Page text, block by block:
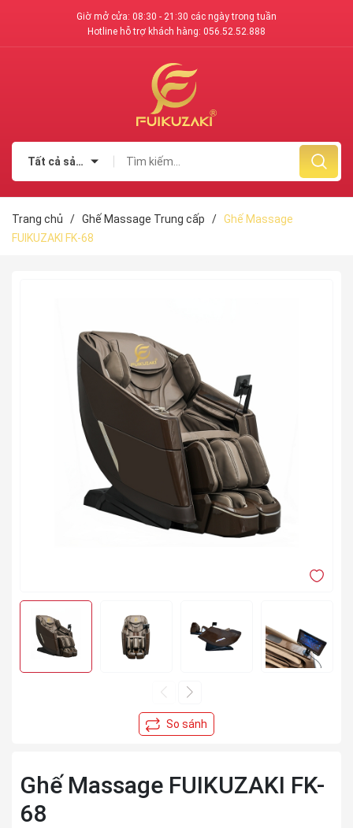
Giờ mở cửa: 08:30 - 21:30 các ngày trong tuần
Hotline hỗ trợ khách hàng: 056.52.52.888
Tất cả sản phẩm
Trang chủ / Ghế Massage Trung cấp / Ghế Massage
FUIKUZAKI FK-68
Ghế Massage FUIKUZAKI FK-
68